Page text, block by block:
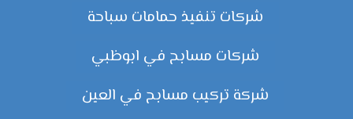
شركات تنفيذ حمامات سباحة
شركات مسابح في ابوظبي
شركة تركيب مسابح في العين